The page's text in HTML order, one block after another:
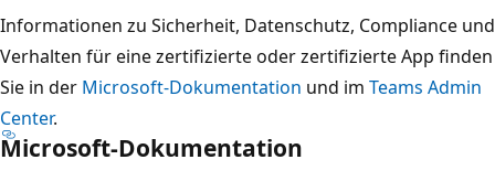
Informationen zu Sicherheit, Datenschutz, Compliance und
Verhalten für eine zertifizierte oder zertifizierte App finden
Sie in der Microsoft-Dokumentation und im Teams Admin
Center.
Microsoft-Dokumentation